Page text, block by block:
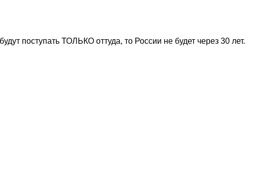
поступать ТОЛЬКО оттуда, то России не будет через 30 лет.